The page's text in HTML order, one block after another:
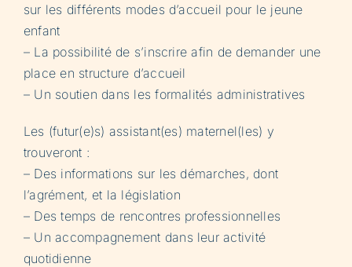
sur les différents modes d’accueil pour le jeune
enfant
– La possibilité de s’inscrire afin de demander une
place en structure d’accueil
– Un soutien dans les formalités administratives
Les (futur(e)s) assistant(es) maternel(les) y
trouveront :
– Des informations sur les démarches, dont
l’agrément, et la législation
– Des temps de rencontres professionnelles
– Un accompagnement dans leur activité
quotidienne